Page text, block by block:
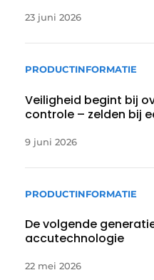
23 juni 2026
PRODUCTINFORMATIE
Veiligheid begint bij
controle – zelden bij
9 juni 2026
PRODUCTINFORMATIE
De volgende
accutechnologie
22 mei 2026